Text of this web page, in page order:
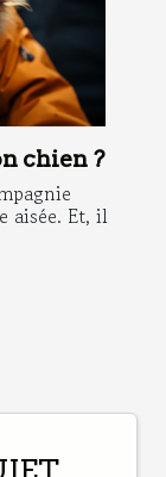
chien ?
aisée. Et, il